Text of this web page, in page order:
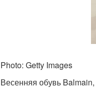
Photo: Getty Images
Весенняя обувь